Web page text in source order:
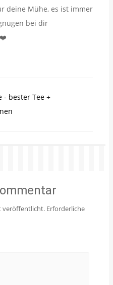
deine Mühe, es ist immer
bei dir
- bester Tee +
veröffentlicht. Erforderliche